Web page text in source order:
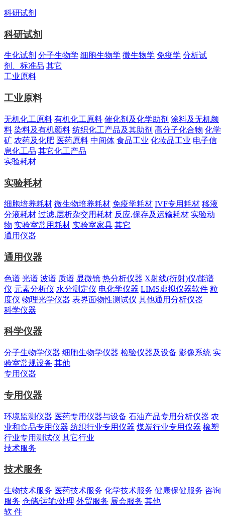
科研试剂
科研试剂
生化试剂 分子生物学 细胞生物学 微生物学 免疫学 分析试
剂、标准品 其它
工业原料
工业原料
无机化工原料 有机化工原料 催化剂及化学助剂 涂料及无机颜
料 染料及有机颜料 纺织化工产品及其助剂 高分子化合物 化学
矿 农药及化肥 医药原料 中间体 食品工业 化妆品工业 电子信
息化工品 其它化工产品
实验耗材
实验耗材
细胞培养耗材 微生物培养耗材 免疫学耗材 IVF专用耗材 移液
分液耗材 过滤,层析杂交用耗材 反应,保存及运输耗材 实验动
物 实验室常用耗材 实验室家具 其它
通用仪器
通用仪器
色谱 光谱 波谱 质谱 显微镜 热分析仪器 X射线(衍射)仪/能谱
仪 元素分析仪 水分测定仪 电化学仪器 LIMS虚拟仪器软件 粒
度仪 物理光学仪器 表界面物性测试仪 其他通用分析仪器
科学仪器
科学仪器
分子生物学仪器 细胞生物学仪器 检验仪器及设备 影像系统 实
验室常规设备 其他
专用仪器
专用仪器
环境监测仪器 医药专用仪器与设备 石油产品专用分析仪器 农
业和食品专用仪器 纺织行业专用仪器 煤炭行业专用仪器 橡塑
行业专用测试仪 其它行业
技术服务
技术服务
生物技术服务 医药技术服务 化学技术服务 健康保健服务 咨询
服务 仓储/运输/处理 外贸服务 展会服务 其他
软 件